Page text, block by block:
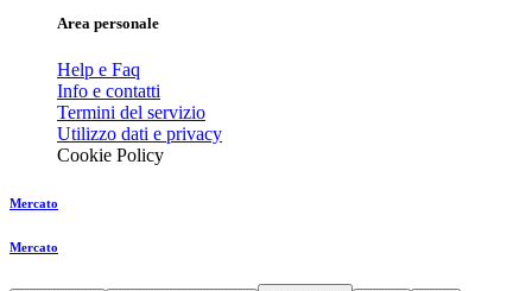
Area personale
Help e Faq
Info e contatti
Termini del servizio
Utilizzo dati e privacy
Cookie Policy
Mercato
Mercato